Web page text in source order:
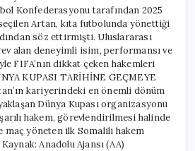
Konfederasyonu tarafından 2025
seçilen Artan, kıta futbolunda yönettiği
söz ettirmişti. Uluslararası
alan deneyimli isim, performansı ve
FIFA’nın dikkat çeken hakemleri
KUPASI TARİHİNE GEÇMEYE
kariyerindeki en önemli dönüm
Dünya Kupası organizasyonu
hakem, görevlendirilmesi halinde
maç yöneten ilk Somalili hakem
Anadolu Ajansı (AA)